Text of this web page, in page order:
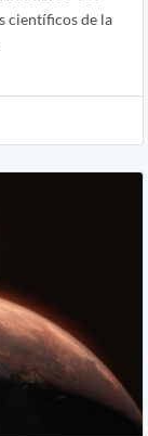
científicos de la